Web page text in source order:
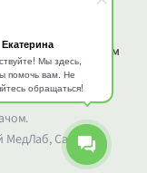
с
ипользовательским
Cookie и других
его
МедЛаб, Санкт-